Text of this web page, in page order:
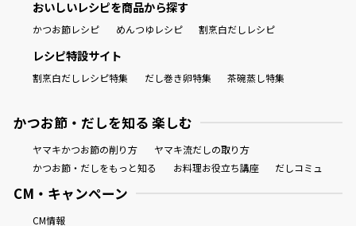
新鮮一番
氷熟®︎
おいしいレシピを商品から探す
かつお節レシピ めんつゆレシピ 割烹白だしレシピ
レシピ特設サイト
割烹白だしレシピ特集 だし巻き卵特集 茶碗蒸し特集
かつお節・だしを知る 楽しむ
ヤマキかつお節の削り方
ヤマキ流だしの取り方
かつお節・だしをもっと知る
お料理お役立ち講座 だしコミュ
CM・キャンペーン
CM情報